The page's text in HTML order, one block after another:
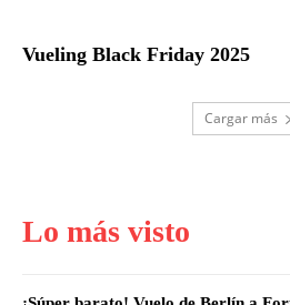
Vueling Black Friday 2025
Cargar más
Lo más visto